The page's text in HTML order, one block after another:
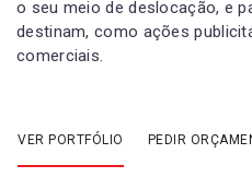
o seu meio de deslocação, e
destinam, como ações
comerciais.
VER PORTFÓLIO PEDIR